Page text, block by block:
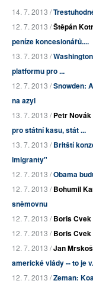
14. 7. 2013 /
12. 7. 2013 /Štěpán
peníze koncesionářů....
13. 7. 2013 /
platformu pro ...
12. 7. 2013 /Snowden:
na azyl
13. 7. 2013 /Petr Novák
pro státní kasu, stát ...
13. 7. 2013 /Britští
imigranty"
12. 7. 2013 /Obama
12. 7. 2013 /Bohumil
sněmovnu
12. 7. 2013 /Boris Cvek
12. 7. 2013 /Boris Cvek
12. 7. 2013 /Jan Mrskoš
americké vlády -- to je
12. 7. 2013 /Zeman: